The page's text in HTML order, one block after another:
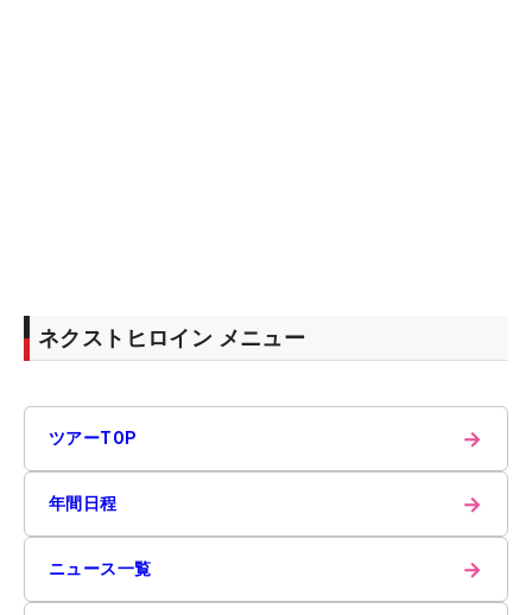
ネクストヒロイン メニュー
ツアーTOP →
年間日程 →
ニュース一覧 →